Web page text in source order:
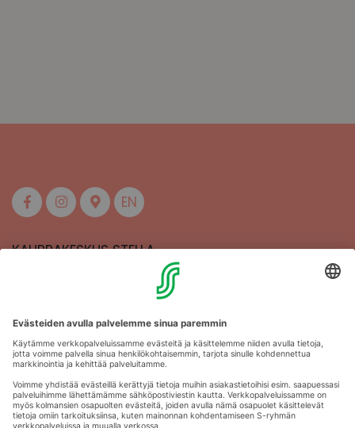
EN
KAUPPAKESKUS STELLA
Aukioloajat
Anna palautetta
Kartat
Stellan esittely